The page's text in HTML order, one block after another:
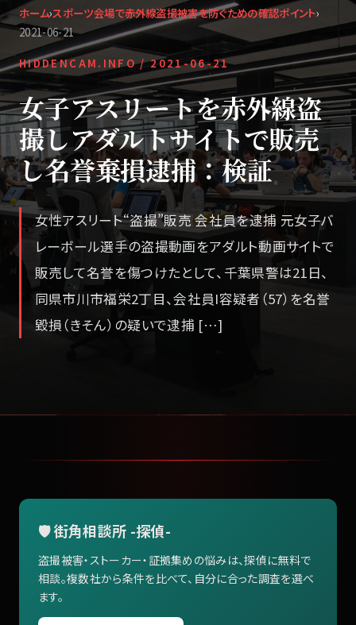
ホーム›スポーツ会場で赤外線盗撮被害を防ぐための確認ポイント›
2021-06-21
HIDDENCAM.INFO /2021-06-21
女子アスリートを赤外線盗
撮しアダルトサイトで販売
し名誉棄損逮捕：検証
女性アスリート“盗撮”販売 会社員を逮捕 元女子バ
レーボール選手の盗撮動画をアダルト動画サイトで
販売して名誉を傷つけたとして、千葉県警は21日、
同県市川市福栄2丁目、会社員I容疑者（57）を名誉
毀損（きそん）の疑いで逮捕 […]
🛡️ 街角相談所 -探偵-
盗撮被害・ストーカー・証拠集めの悩みは、探偵に無料で
相談。複数社から条件を比べて、自分に合った調査を選べ
ます。